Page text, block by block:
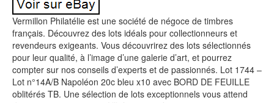
Vermillon Philatélie est une société de négoce de timbres
français. Découvrez des lots idéals pour collectionneurs et
revendeurs exigeants. Vous découvrirez des lots sélectionnés
pour leur qualité, à l’image d’une galerie d’art, et pourrez
compter sur nos conseils d’experts et de passionnés. Lot 1744 –
Lot n°14A/B Napoléon 20c bleu x10 avec BORD DE FEUILLE
oblitérés TB. Une sélection de lots exceptionnels vous attend